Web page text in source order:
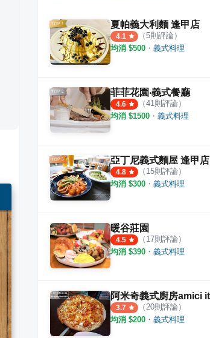
夏帕義大利麵 逢甲店
4.1 （5則評論）
均消 $500 ・ 義式料理
菲菲花園‧義式餐廳
4.6 （41則評論）
均消 $1500 ・ 義式料理
亞丁尼義式麵屋 逢甲店
4.8 （ 15則評論）
均消 $300 ・ 義式料理
暖谷莊園
4.5 （ 17則評論）
均消 $390 ・ 義式料理
3.7 （20則評論）
均消 $200 ・ 義式料理